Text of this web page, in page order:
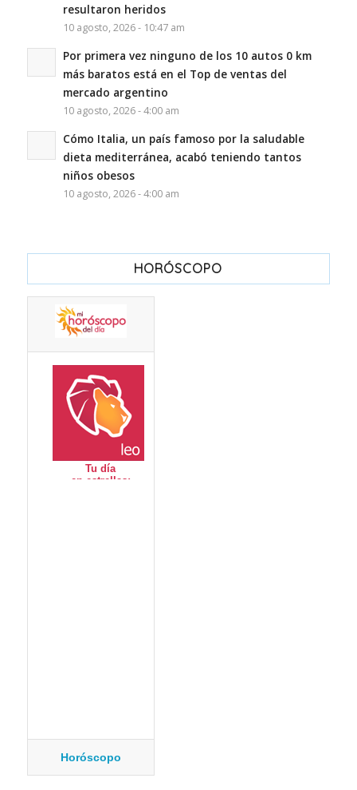
resultaron heridos
10 agosto, 2026 - 10:47 am
Por primera vez ninguno de los 10 autos 0 km
más baratos está en el Top de ventas del
mercado argentino
10 agosto, 2026 - 4:00 am
Cómo Italia, un país famoso por la saludable
dieta mediterránea, acabó teniendo tantos
niños obesos
10 agosto, 2026 - 4:00 am
HORÓSCOPO
Horóscopo